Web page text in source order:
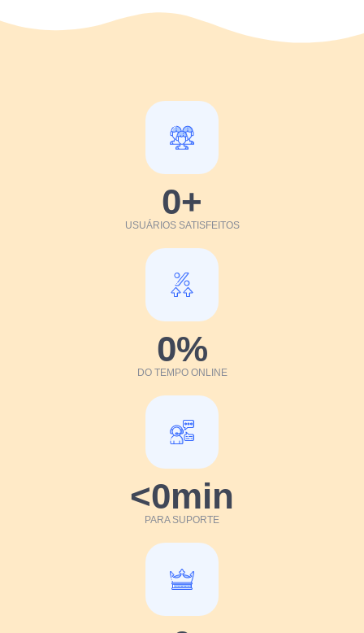
USUÁRIOS SATISFEITOS
0+
DO TEMPO ONLINE
0%
PARA SUPORTE
<0min